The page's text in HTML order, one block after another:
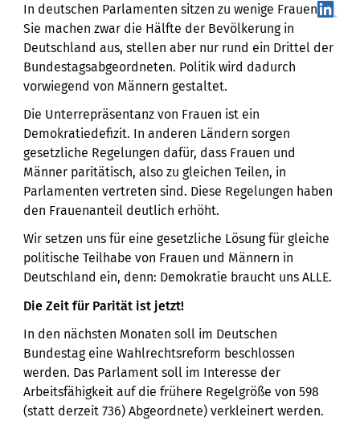
In deutschen Parlamenten sitzen zu wenige Frauen.
Sie machen zwar die Hälfte der Bevölkerung in
Deutschland aus, stellen aber nur rund ein Drittel der
Bundestagsabgeordneten. Politik wird dadurch
vorwiegend von Männern gestaltet.
Die Unterrepräsentanz von Frauen ist ein
Demokratiedefizit. In anderen Ländern sorgen
gesetzliche Regelungen dafür, dass Frauen und
Männer paritätisch, also zu gleichen Teilen, in
Parlamenten vertreten sind. Diese Regelungen haben
den Frauenanteil deutlich erhöht.
Wir setzen uns für eine gesetzliche Lösung für gleiche
politische Teilhabe von Frauen und Männern in
Deutschland ein, denn: Demokratie braucht uns ALLE.
Die Zeit für Parität ist jetzt!
In den nächsten Monaten soll im Deutschen
Bundestag eine Wahlrechtsreform beschlossen
werden. Das Parlament soll im Interesse der
Arbeitsfähigkeit auf die frühere Regelgröße von 598
(statt derzeit 736) Abgeordnete) verkleinert werden.